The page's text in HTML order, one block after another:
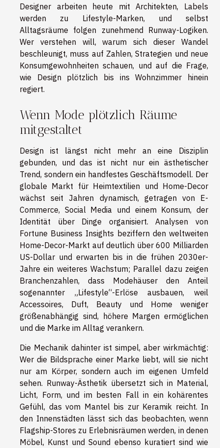
Designer arbeiten heute mit Architekten, Labels
werden zu Lifestyle-Marken, und selbst
Alltagsräume folgen zunehmend Runway-Logiken.
Wer verstehen will, warum sich dieser Wandel
beschleunigt, muss auf Zahlen, Strategien und neue
Konsumgewohnheiten schauen, und auf die Frage,
wie Design plötzlich bis ins Wohnzimmer hinein
regiert.
Wenn Mode plötzlich Räume
mitgestaltet
Design ist längst nicht mehr an eine Disziplin
gebunden, und das ist nicht nur ein ästhetischer
Trend, sondern ein handfestes Geschäftsmodell. Der
globale Markt für Heimtextilien und Home-Decor
wächst seit Jahren dynamisch, getragen von E-
Commerce, Social Media und einem Konsum, der
Identität über Dinge organisiert. Analysen von
Fortune Business Insights beziffern den weltweiten
Home-Decor-Markt auf deutlich über 600 Milliarden
US-Dollar und erwarten bis in die frühen 2030er-
Jahre ein weiteres Wachstum; Parallel dazu zeigen
Branchenzahlen, dass Modehäuser den Anteil
sogenannter „Lifestyle“-Erlöse ausbauen, weil
Accessoires, Duft, Beauty und Home weniger
größenabhängig sind, höhere Margen ermöglichen
und die Marke im Alltag verankern.
Die Mechanik dahinter ist simpel, aber wirkmächtig:
Wer die Bildsprache einer Marke liebt, will sie nicht
nur am Körper, sondern auch im eigenen Umfeld
sehen. Runway-Ästhetik übersetzt sich in Material,
Licht, Form, und im besten Fall in ein kohärentes
Gefühl, das vom Mantel bis zur Keramik reicht. In
den Innenstädten lässt sich das beobachten, wenn
Flagship-Stores zu Erlebnisräumen werden, in denen
Möbel, Kunst und Sound ebenso kuratiert sind wie